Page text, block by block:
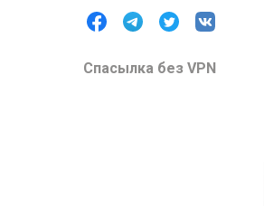
Спасылка без VPN